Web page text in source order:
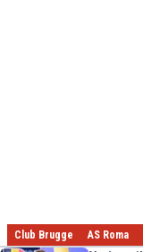
Club Brugge AS Roma